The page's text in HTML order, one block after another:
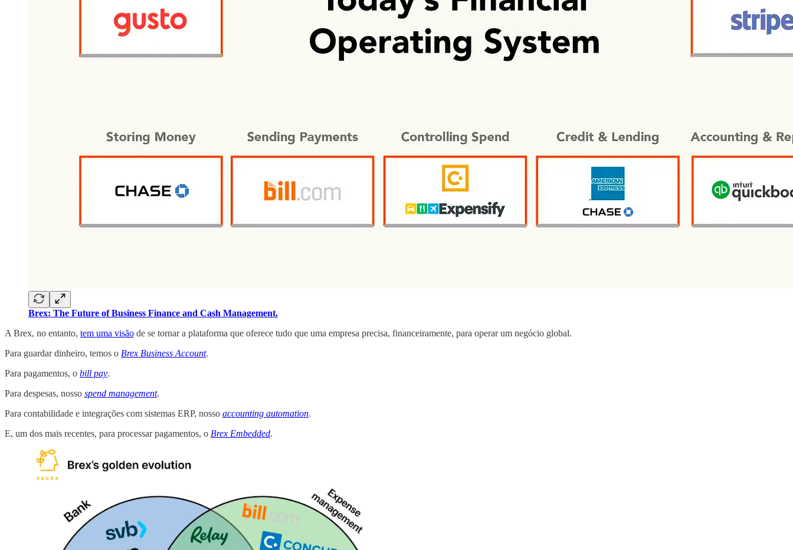
Brex: The Future of Business Finance and Cash Management.
A Brex, no entanto, tem uma visão de se tornar a plataforma que oferece tudo que uma empresa precisa, financeiramente, para operar um negócio global.
Para guardar dinheiro, temos o Brex Business Account.
Para pagamentos, o bill pay.
Para despesas, nosso spend management.
Para contabilidade e integrações com sistemas ERP, nosso accounting automation.
E, um dos mais recentes, para processar pagamentos, o Brex Embedded.